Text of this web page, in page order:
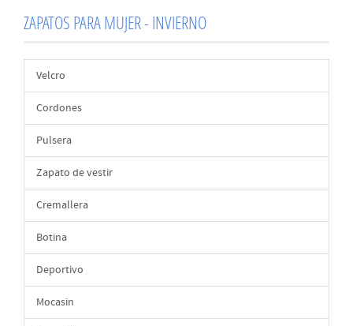
ZAPATOS PARA MUJER - INVIERNO
Velcro
Cordones
Pulsera
Zapato de vestir
Cremallera
Botina
Deportivo
Mocasin